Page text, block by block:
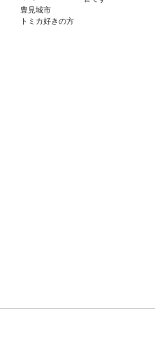
豊見城市
トミカ好きの方